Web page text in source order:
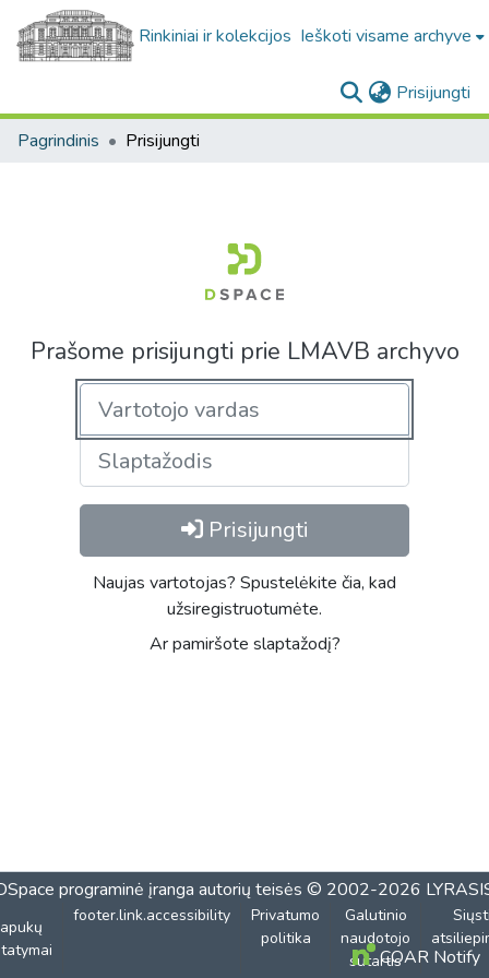
Rinkiniai ir kolekcijos Ieškoti visame archyve
Prisijungti
Pagrindinis Prisijungti
Prašome prisijungti prie LMAVB archyvo
Prisijungti
Naujas vartotojas? Spustelėkite čia, kad
užsiregistruotumėte.
Ar pamiršote slaptažodį?
programinė įranga autorių teisės © 2002-2026
footer.link.accessibility
Privatumo
politika
Galutinio
naudotojo
sutartisCOAR Notify